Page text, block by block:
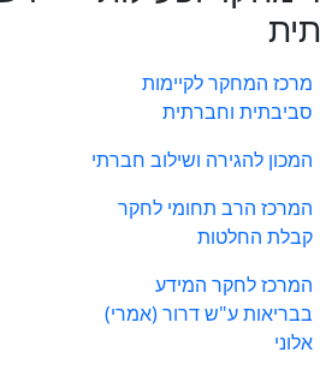
מרכז המחקר לקיימות
סביבתית וחברתית
המכון להגירה ושילוב חברתי
המרכז הרב תחומי לחקר
קבלת החלטות
המרכז לחקר המידע
בבריאות ע"ש דרור (אמרי)
אלוני